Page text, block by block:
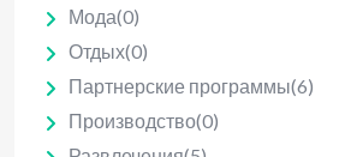
Мода(0)
Отдых(0)
Партнерские программы(6)
Производство(0)